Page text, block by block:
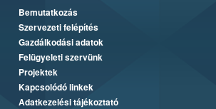
Bemutatkozás
Szervezeti felépítés
Gazdálkodási adatok
Felügyeleti szervünk
Projektek
Kapcsolódó linkek
Adatkezelési tájékoztató